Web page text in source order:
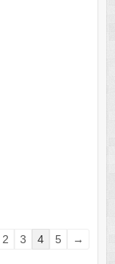
2 3 4 5 →